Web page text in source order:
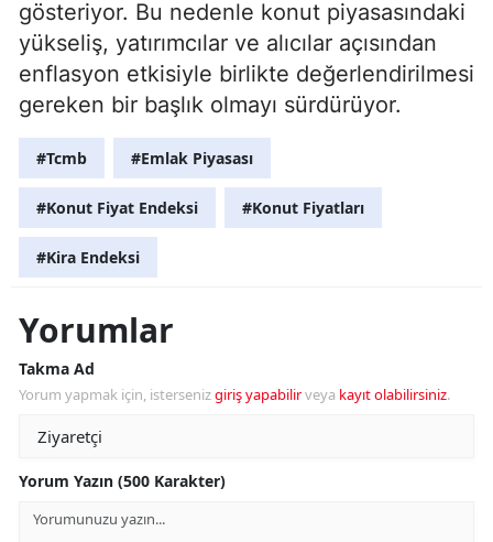
gösteriyor. Bu nedenle konut piyasasındaki
yükseliş, yatırımcılar ve alıcılar açısından
enflasyon etkisiyle birlikte değerlendirilmesi
gereken bir başlık olmayı sürdürüyor.
#Tcmb #Emlak Piyasası
#Konut Fiyat Endeksi #Konut Fiyatları
#Kira Endeksi
Yorumlar
Takma Ad
Yorum yapmak için, istersenizgiriş yapabilirveya kayıt olabilirsiniz.
Yorum Yazın (500 Karakter)